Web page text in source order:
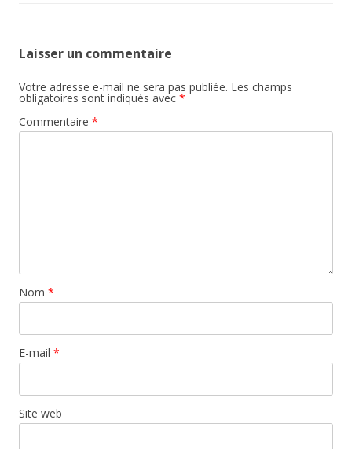
Laisser un commentaire
Votre adresse e-mail ne sera pas publiée. Les champs
obligatoires sont indiqués avec *
Commentaire *
Nom *
E-mail *
Site web